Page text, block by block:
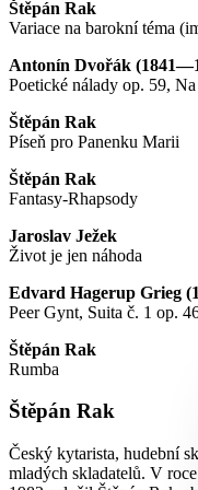
Štěpán Rak
Variace na barokní téma
Antonín Dvořák
Poetické nálady op. 59, Na
Štěpán Rak
Píseň pro Panenku Marii
Štěpán Rak
Fantasy-Rhapsody
Jaroslav Ježek
Život je jen náhoda
Edvard Hagerup Grieg
Peer Gynt, Suita č. 1 op.
Štěpán Rak
Rumba
Štěpán Rak
Český kytarista, hudební
mladých skladatelů. V